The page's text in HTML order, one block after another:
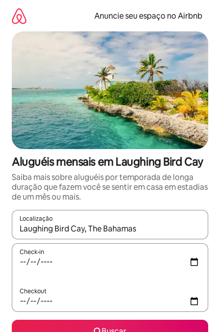
para
conteúdo
Anuncie seu espaço no Airbnb
Aluguéis mensais em Laughing Bird Cay
Saiba mais sobre aluguéis por temporada de longa
duração que fazem você se sentir em casa em estadias
de um mês ou mais.
Localização
Quando os resultados estiverem disponíveis, explore-os
Check-in
Checkout